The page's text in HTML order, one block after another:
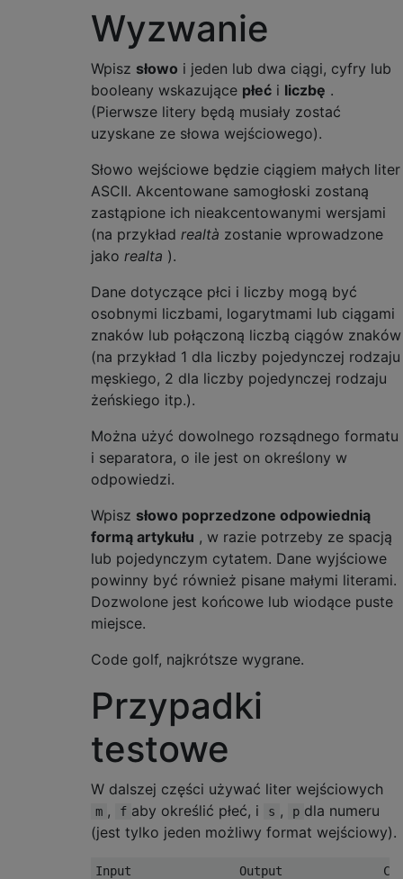
Wyzwanie
Wpisz słowo i jeden lub dwa ciągi, cyfry lub
booleany wskazujące płeć i liczbę .
(Pierwsze litery będą musiały zostać
uzyskane ze słowa wejściowego).
Słowo wejściowe będzie ciągiem małych liter
ASCII. Akcentowane samogłoski zostaną
zastąpione ich nieakcentowanymi wersjami
(na przykład realtà zostanie wprowadzone
jako realta ).
Dane dotyczące płci i liczby mogą być
osobnymi liczbami, logarytmami lub ciągami
znaków lub połączoną liczbą ciągów znaków
(na przykład 1 dla liczby pojedynczej rodzaju
męskiego, 2 dla liczby pojedynczej rodzaju
żeńskiego itp.).
Można użyć dowolnego rozsądnego formatu
i separatora, o ile jest on określony w
odpowiedzi.
Wpisz słowo poprzedzone odpowiednią
formą artykułu , w razie potrzeby ze spacją
lub pojedynczym cytatem. Dane wyjściowe
powinny być również pisane małymi literami.
Dozwolone jest końcowe lub wiodące puste
miejsce.
Code golf, najkrótsze wygrane.
Przypadki
testowe
W dalszej części używać liter wejściowych
m , f aby określić płeć, i s , p dla numeru
(jest tylko jeden możliwy format wejściowy).
Input               Output